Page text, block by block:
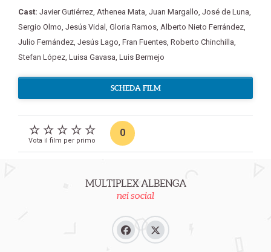
Cast: Javier Gutiérrez, Athenea Mata, Juan Margallo, José de Luna,
Sergio Olmo, Jesús Vidal , Gloria Ramos, Alberto Nieto Ferrández,
Julio Fernández, Jesús Lago, Fran Fuentes, Roberto Chinchilla,
Stefan López, Luisa Gavasa, Luis Bermejo
SCHEDA FILM
Vota il film per primo
0
MULTIPLEX ALBENGA
nei social